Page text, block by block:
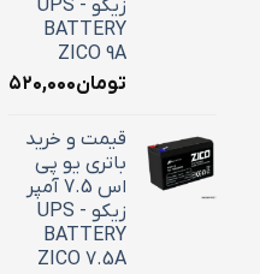
زیکو - UPS
BATTERY
ZICO 9A
تومان۳,۵۲۰,۰۰۰
قیمت و خرید
باتری یو پی
اس 7.5 آمپر
زیکو - UPS
BATTERY
ZICO 7.5A